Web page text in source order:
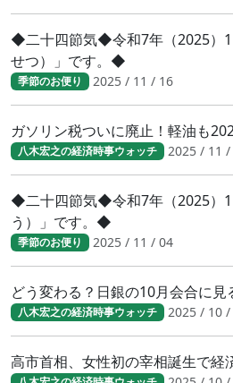
◆二十四節気◆令和7年（2025）
せつ）」です。◆
季節のお便り 2025 / 11 / 16
ガソリン税ついに廃止！軽油も
八木宏之の経済時事ウォッチ 2025 / 11 /
◆二十四節気◆令和7年（2025）
う）」です。◆
季節のお便り 2025 / 11 / 04
どう変わる？日銀の10月会合に
八木宏之の経済時事ウォッチ 2025 / 10 /
高市首相、女性初の宰相誕生で経